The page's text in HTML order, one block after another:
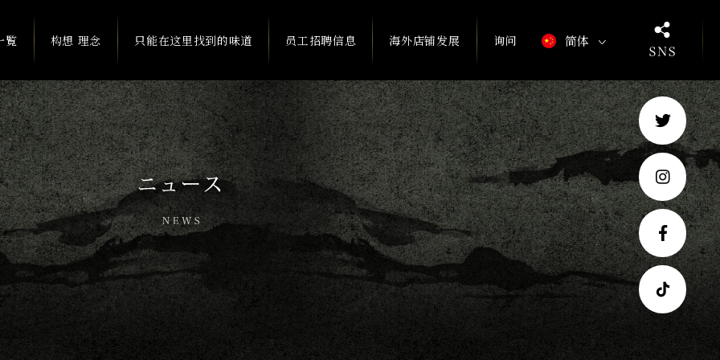
覧 构想 理念 只能在这里找到的味道 员工招聘信息 海外店铺发展 询问 简体